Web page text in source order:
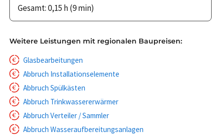
Gesamt: 0,15 h (9 min)
Weitere Leistungen mit regionalen Baupreisen:
Glasbearbeitungen
Abbruch Installationselemente
Abbruch Spülkästen
Abbruch Trinkwassererwärmer
Abbruch Verteiler / Sammler
Abbruch Wasseraufbereitungsanlagen